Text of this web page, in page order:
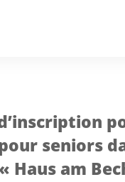
seniors
Haus am